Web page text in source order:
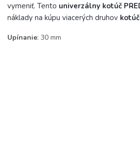
vymeniť. Tento univerzálny kotúč
náklady na kúpu viacerých druhov
Upínanie: 30 mm